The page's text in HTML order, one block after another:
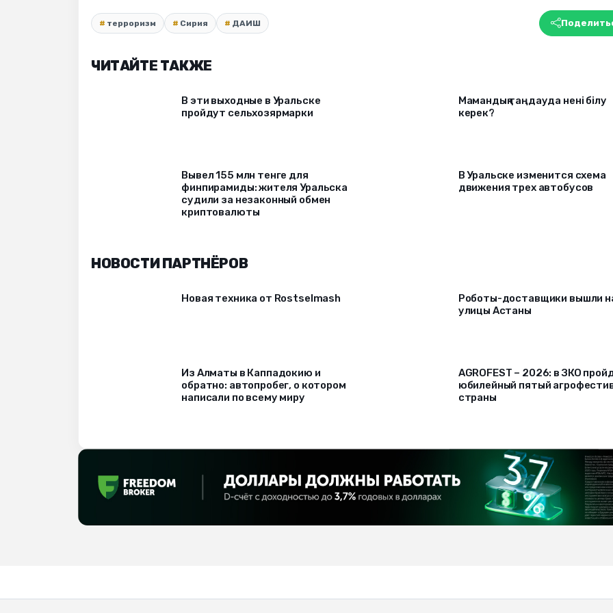
терроризм Сирия ДАИШ
ЧИТАЙТЕ ТАКЖЕ
В эти выходные в Уральске
пройдут сельхозярмарки
Мамандық таңдауда нені білу
керек?
Вывел 155 млн тенге для
финпирамиды: жителя Уральска
судили за незаконный обмен
криптовалюты
В Уральске изменится схема
движения трех автобусов
НОВОСТИ ПАРТНЁРОВ
Новая техника от Rostselmash
Роботы-доставщики вышли
улицы Астаны
Из Алматы в Каппадокию и
обратно: автопробег, о котором
написали по всему миру
AGROFEST – 2026: в ЗКО
юбилейный пятый
страны